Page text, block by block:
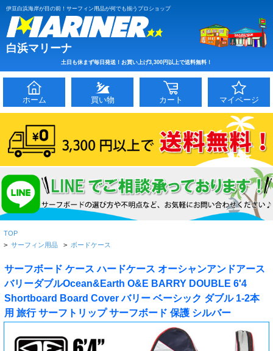
伊豆白浜海岸が目の前！サーフィン用品が何でも揃うプロショップ
白浜マリーナ
土日も休まず毎日発送！お買い上げ3,300円以上で送料無料！
ホーム 買い物 カート マイページ
TOP
> サーフィン用品 > ボードケース
サーフボード ケース ハードケース オーシャンアンドアース
バリーダブルOcean&Earth O&E BARRY DOUBLE 6'4
Shortboard Board Cover バリー ベーシック ダブル 1-2本
用 旅行 サーフトリップ サーフボード 保護 シルバー